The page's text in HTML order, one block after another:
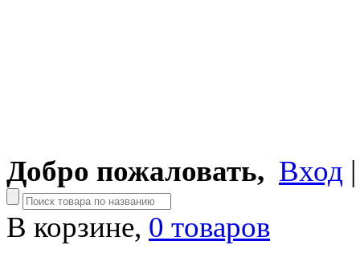
Добро пожаловать, Вход
В корзине, 0 товаров